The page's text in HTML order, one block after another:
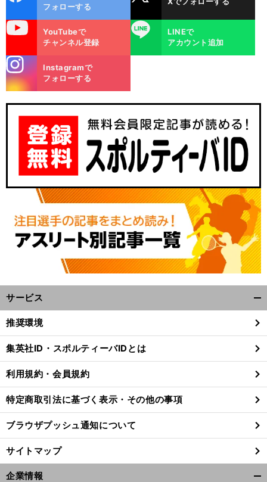
、
チ
前
へ
ok
フォローする
YouTubeで
チャンネル登録
LINE
LINEで
アカウント追加
m
Instagramで
フォローする
サービス
閉
る
推奨環境
集英社ID・スポルティーバIDとは
利用規約・会員規約
特定商取引法に基づく表示・その他の事項
ブラウザプッシュ通知について
サイトマップ
企業情報